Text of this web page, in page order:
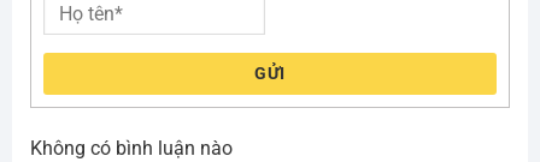
GỬI
Không có bình luận nào